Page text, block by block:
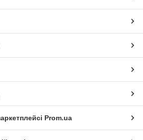
Prom.ua